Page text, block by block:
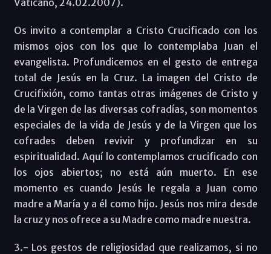
Os invito a contemplar a Cristo Crucificado con los
mismos ojos con los que lo contemplaba Juan el
evangelista. Profundicemos en el gesto de entrega
total de Jesús en la Cruz. La imagen del Cristo de
Crucifixión, como tantas otras imágenes de Cristo y
de la Virgen de las diversas cofradías, son momentos
especiales de la vida de Jesús y de la Virgen que los
cofrades deben revivir y profundizar en su
espiritualidad. Aquí lo contemplamos crucificado con
los ojos abiertos; no está aún muerto. En ese
momento es cuando Jesús le regala a Juan como
madre a María y a él como hijo. Jesús nos mira desde
la cruz y nos ofrece a su Madre como madre nuestra.
3.- Los gestos de religiosidad que realizamos, si no